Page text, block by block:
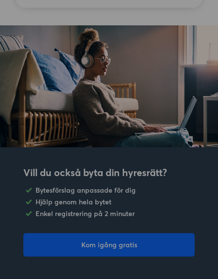
Vill du också byta din hyresrätt?
Bytesförslag anpassade för dig
Hjälp genom hela bytet
Enkel registrering på 2 minuter
Kom igång gratis